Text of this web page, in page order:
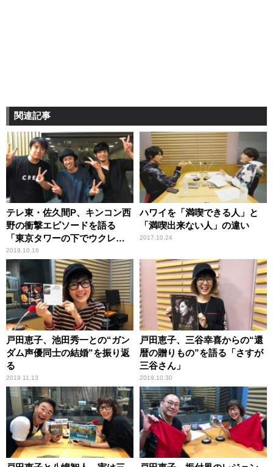
関連記事
テレ東・佐久間P、キンコン西
野の衝撃エピソードを語る
「東京タワーの下でウクレ
レ」
2019.10.16
ハワイを「満喫できる人」と
「満喫出来ない人」の違い
2017.10.24
戸田恵子、池田秀一との“ガン
ダム声優同士の結婚”を振り返
る
2019.11.13
戸田恵子、三谷幸喜からの“還
暦の贈りもの”を語る「さすが
三谷さん」
2019.10.30